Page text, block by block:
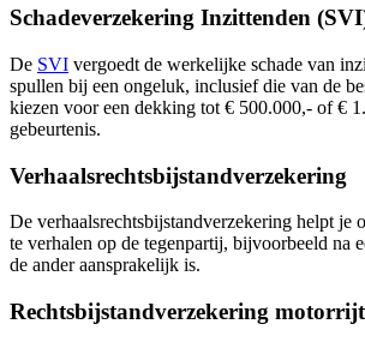
Schadeverzekering Inzittenden
De SVI vergoedt de werkelijke schade van
spullen bij een ongeluk, inclusief die van de
kiezen voor een dekking tot € 500.000,- of €
gebeurtenis.
Verhaalsrechtsbijstandverzekering
De verhaalsrechtsbijstandverzekering helpt je
te verhalen op de tegenpartij, bijvoorbeeld na
de ander aansprakelijk is.
Rechtsbijstandverzekering